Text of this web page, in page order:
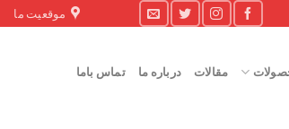
موقعیت ما
مقالات درباره ما تماس باما